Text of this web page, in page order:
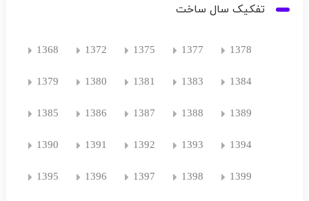
تفکیک سال ساخت
1368 1372 1375 1377 1378
1379 1380 1381 1383 1384
1385 1386 1387 1388 1389
1390 1391 1392 1393 1394
1395 1396 1397 1398 1399